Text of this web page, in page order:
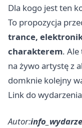
Dla kogo jest ten
To propozycja
trance,
charakterem.
na żywo artystę z
domknie kolejny
Link do
Autor: